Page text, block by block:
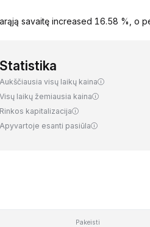
savaitę increased 16.58 %, o
Statistika
Aukščiausia visų laikų kaina
Visų laikų žemiausia kaina
Rinkos kapitalizacija
Apyvartoje esanti pasiūla
Pakeisti